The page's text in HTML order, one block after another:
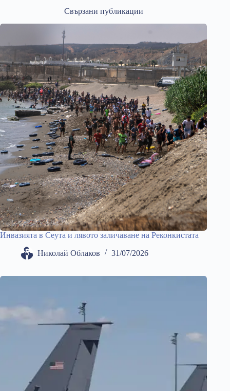
Свързани публикации
Инвазията в Сеута и лявото заличаване на Реконкистата
Николай Облаков 31/07/2026